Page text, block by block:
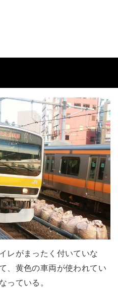
レがまったく付いていな
、黄色の車両が使われてい
っている。